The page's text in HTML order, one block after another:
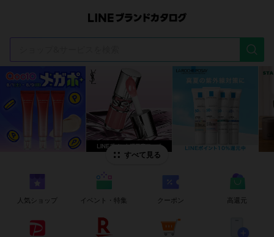
d
すべて見る
人気ショップ イベント・特集 クーポン 高還元